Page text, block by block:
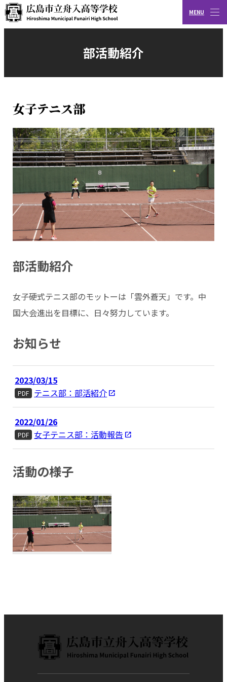
広島市立舟入高等学校
部活動紹介
女子テニス部
部活動紹介
女子硬式テニス部のモットーは「雲外蒼天」です。中
国大会進出を目標に、日々努力しています。
お知らせ
2023/03/15
PDF テニス部：部活紹介
2022/01/26
PDF 女子テニス部：活動報告
活動の様子
MENU